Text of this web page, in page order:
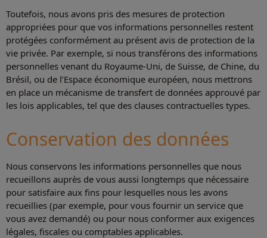
Toutefois, nous avons pris des mesures de protection
appropriées pour que vos informations personnelles restent
protégées conformément au présent avis de protection de la
vie privée. Par exemple, si nous transférons des informations
personnelles venant du Royaume-Uni, de Suisse, de Chine, du
Brésil, ou de l’Espace économique européen, nous mettrons
en place un mécanisme de transfert de données approuvé par
les lois applicables, tel que des clauses contractuelles types.
Conservation des données
Nous conservons les informations personnelles que nous
recueillons auprès de vous aussi longtemps que nécessaire
pour satisfaire aux fins pour lesquelles nous les avons
recueillies (par exemple, pour vous fournir un service que
vous avez demandé) ou pour nous conformer aux exigences
légales, fiscales ou comptables applicables.